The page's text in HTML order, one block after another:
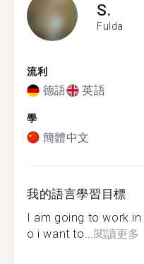
S.
Fulda
流利
德語 英語
學
簡體中文
我的語言學習目標
I am going to work
o i want to... 閱讀更多